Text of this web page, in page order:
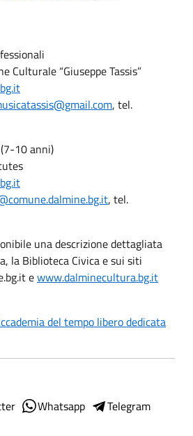
Culturale “Giuseppe Tassis”
, tel.
10 anni)
, tel.
una descrizione dettagliata
la Biblioteca Civica e sui siti
ewww.dalminecultura.bg.it
del tempo libero dedicata
Whatsapp
Telegram